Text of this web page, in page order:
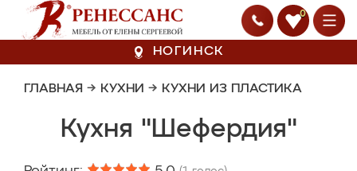
0
НОГИНСК
ГЛАВНАЯ → КУХНИ → КУХНИ ИЗ ПЛАСТИКА
Кухня "Шефердия"